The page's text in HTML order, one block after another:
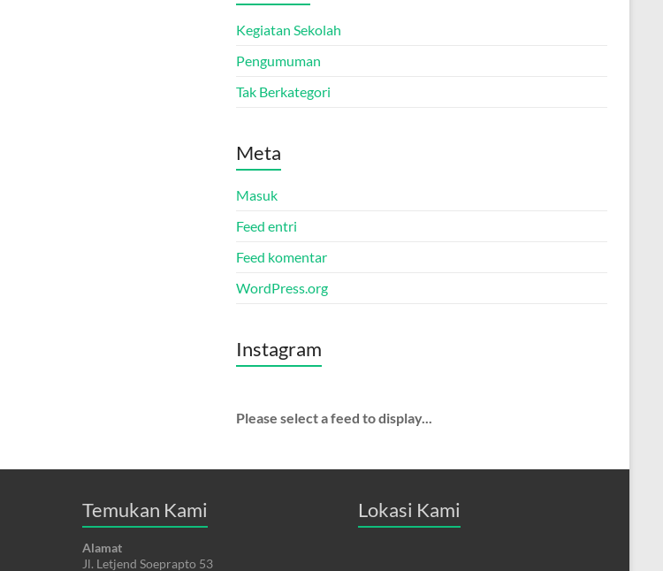
Kegiatan Sekolah
Pengumuman
Tak Berkategori
Meta
Masuk
Feed entri
Feed komentar
WordPress.org
Instagram
Please select a feed to display...
Temukan Kami
Alamat
Jl. Letjend Soeprapto 53
Lokasi Kami